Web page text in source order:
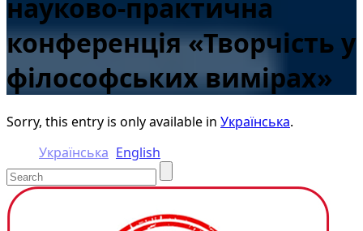
науково-практична
конференція «Творчість у
філософських вимірах»
Sorry, this entry is only available in Українська.
Українська English